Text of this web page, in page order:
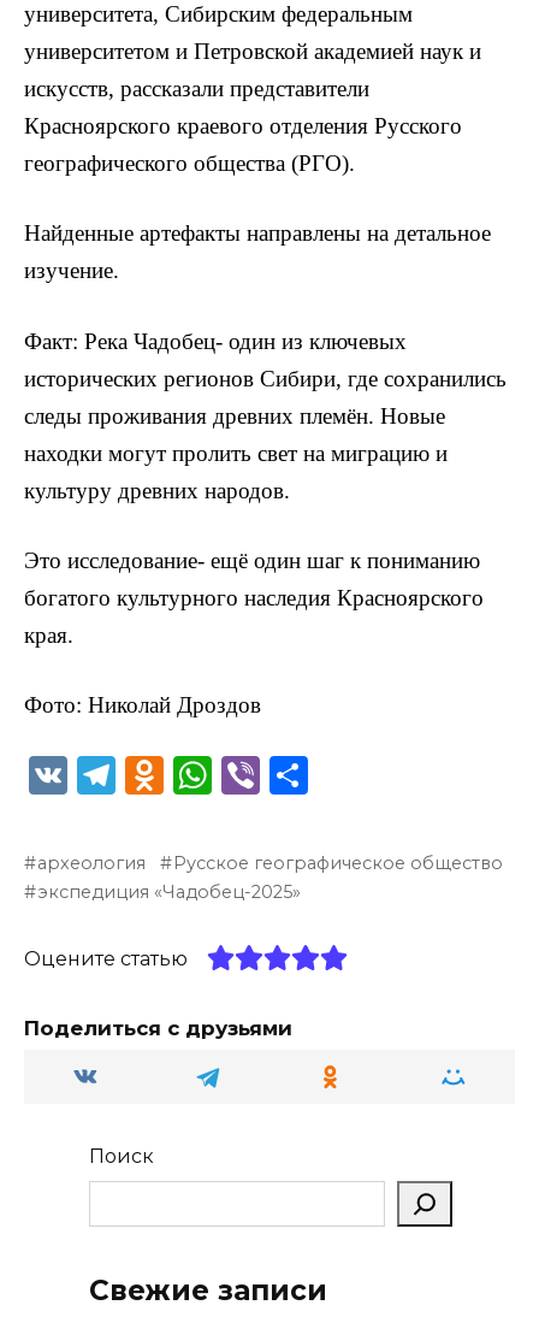
университета, Сибирским федеральным
университетом и Петровской академией наук и
искусств, рассказали представители
Красноярского краевого отделения Русского
географического общества (РГО).
Найденные артефакты направлены на детальное
изучение.
Факт: Река Чадобец- один из ключевых
исторических регионов Сибири, где сохранились
следы проживания древних племён. Новые
находки могут пролить свет на миграцию и
культуру древних народов.
Это исследование- ещё один шаг к пониманию
богатого культурного наследия Красноярского
края.
Фото: Николай Дроздов
V
T
e
g
m
O
n
o
a
ni
ki
W
a
ts
p
Vi
er п
в
ь
археология
Русское географическое общество
экспедиция «Чадобец-2025»
Оцените статью
Поделиться с друзьями
Поиск
Свежие записи